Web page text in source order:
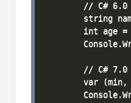
// C# 6.0
string
int age =
// C# 7.0
var (min,